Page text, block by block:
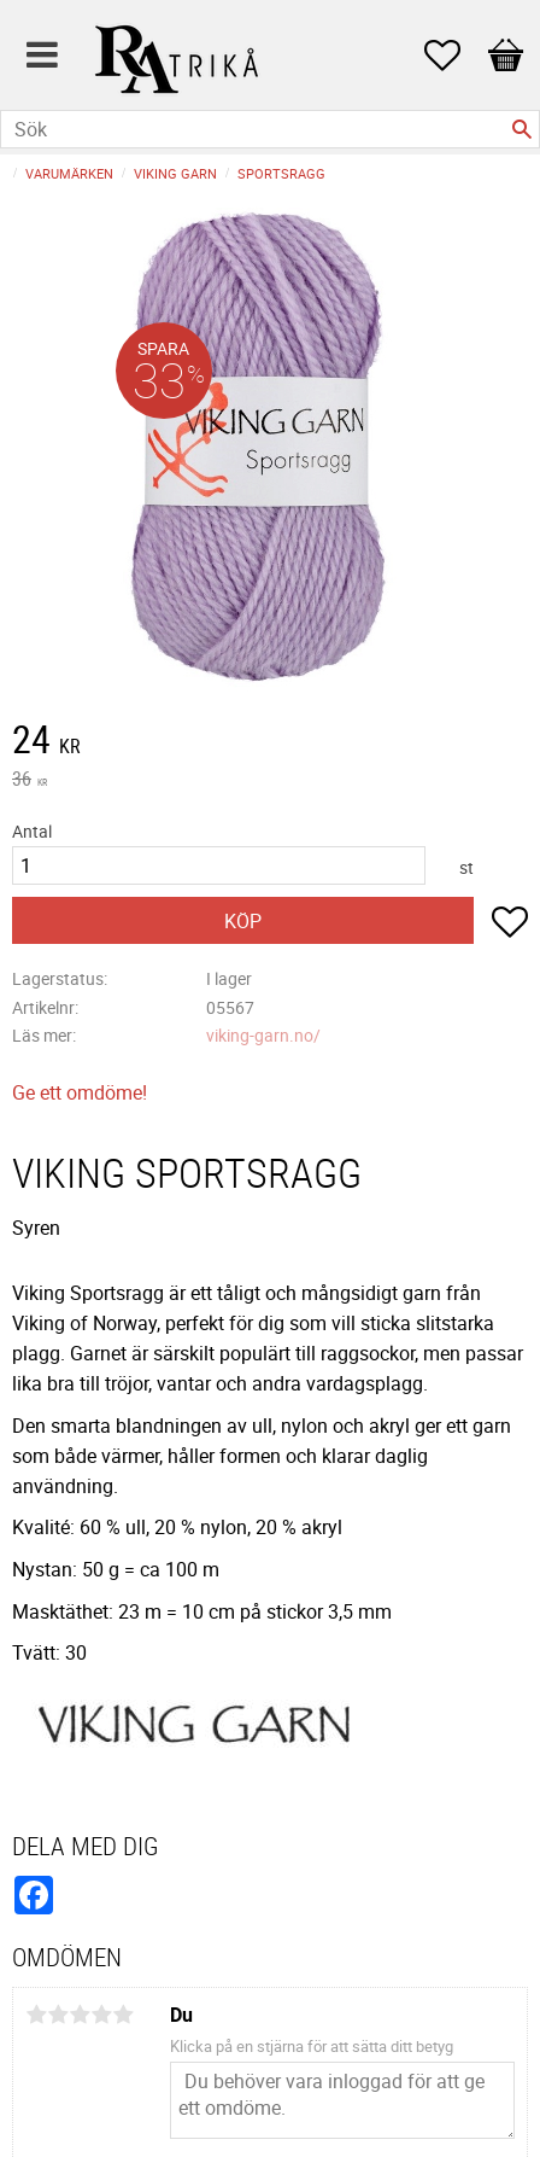
Favoriter
VARUMÄRKEN VIKING GARN SPORTSRAGG
SPARA
33%
Nedsatt pris:
24 KR
Ordinarie pris:
36 KR
Antal
st
KÖP
Lagerstatus
I lager
Artikelnr
05567
Läs mer
viking-garn.no/
Ge ett omdöme!
VIKING SPORTSRAGG
Syren
Viking Sportsragg är ett tåligt och mångsidigt garn från
Viking of Norway, perfekt för dig som vill sticka slitstarka
plagg. Garnet är särskilt populärt till raggsockor, men passar
lika bra till tröjor, vantar och andra vardagsplagg.
Den smarta blandningen av ull, nylon och akryl ger ett garn
som både värmer, håller formen och klarar daglig
användning.
Kvalité: 60 % ull, 20 % nylon, 20 % akryl
Nystan: 50 g = ca 100 m
Masktäthet: 23 m = 10 cm på stickor 3,5 mm
Tvätt: 30
DELA MED DIG
OMDÖMEN
Du
Klicka på en stjärna för att sätta ditt betyg